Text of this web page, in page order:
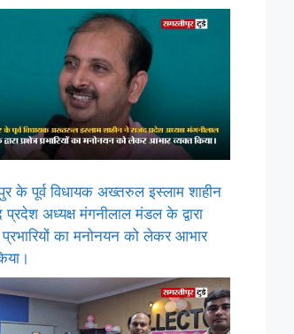
के पूर्व विधायक अख्तरुल इस्लाम शाहीन
प्रदेश अध्यक्ष मंगनीलाल मंडल के द्वारा
प्रभारियों का मनोनयन को लेकर आभार